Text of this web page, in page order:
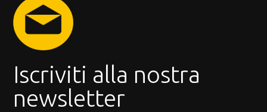
Iscriviti alla nostra
newsletter